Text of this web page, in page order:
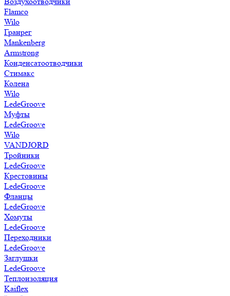
Flamco
Wilo
Гранрег
Mankenberg
Armstrong
Конденсатоотводчики
Стимакс
Колена
Wilo
LedeGroove
Муфты
LedeGroove
Wilo
VANDJORD
Тройники
LedeGroove
Крестовины
LedeGroove
Фланцы
LedeGroove
Хомуты
LedeGroove
Переходники
LedeGroove
Заглушки
LedeGroove
Теплоизоляция
Kaiflex